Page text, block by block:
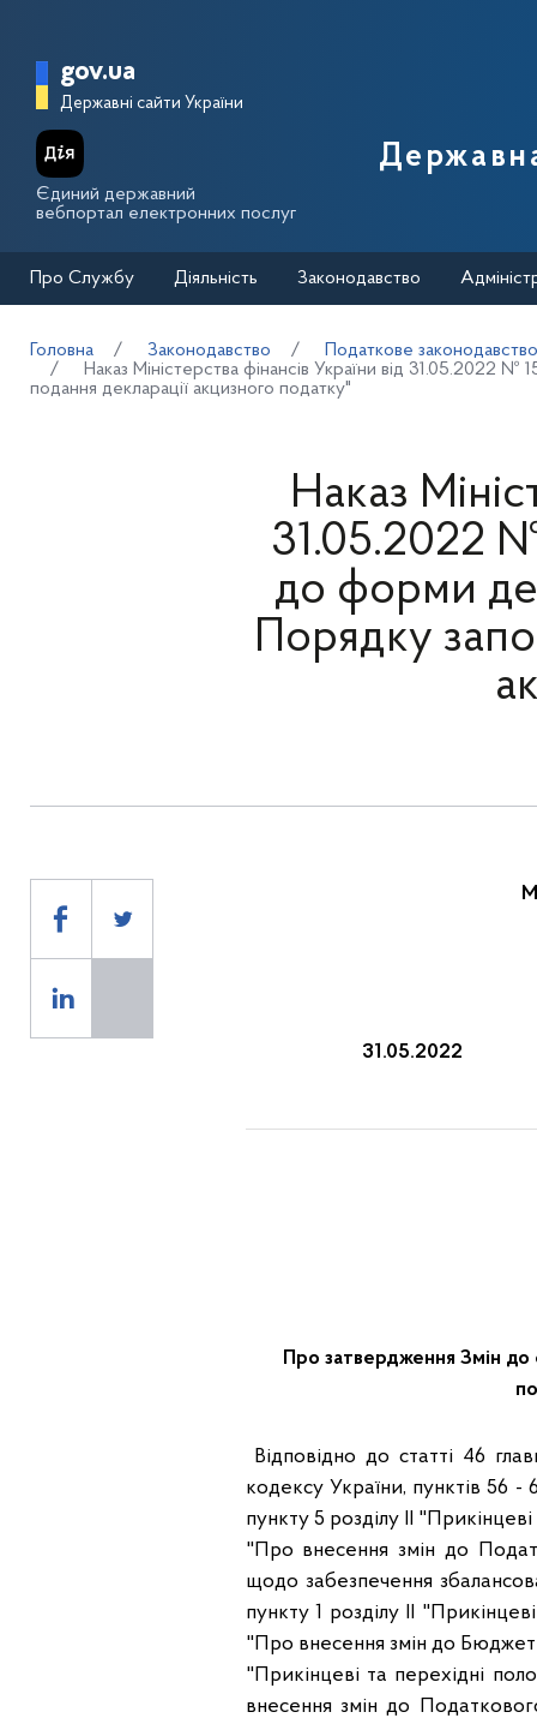
Головна сторінка Державної
gov.ua
Державні сайти України
Єдиний державний
вебпортал електронних послуг
Про Службу Діяльність Законодавство
Головна Законодавство
Податкове законодавство
Наказ Міністерства фінансів України від 31.05.2022
подання декларації акцизного податку"
Наказ
31.05.2022
до форми
Порядку
31.05.2022
Про затвердження Змін до
Відповідно до статті 46
кодексу України, пунктів 56 -
пункту 5 розділу II
"Про внесення змін до
щодо забезпечення
пункту 1 розділу II
"Про внесення змін до
"Прикінцеві та перехідні
внесення змін до